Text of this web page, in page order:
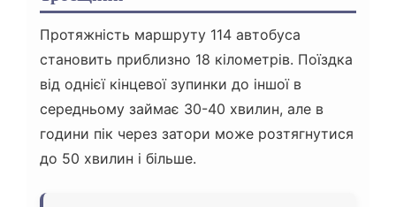
Протяжність маршруту 114 автобуса
становить приблизно 18 кілометрів. Поїздка
від однієї кінцевої зупинки до іншої в
середньому займає 30-40 хвилин, але в
години пік через затори може розтягнутися
до 50 хвилин і більше.